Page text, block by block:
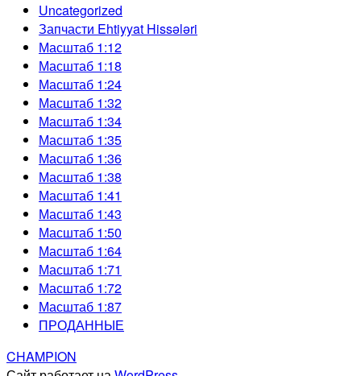
Uncategorized
Запчасти Ehtiyyat Hissələri
Масштаб 1:12
Масштаб 1:18
Масштаб 1:24
Масштаб 1:32
Масштаб 1:34
Масштаб 1:35
Масштаб 1:36
Масштаб 1:38
Масштаб 1:41
Масштаб 1:43
Масштаб 1:50
Масштаб 1:64
Масштаб 1:71
Масштаб 1:72
Масштаб 1:87
ПРОДАННЫЕ
CHAMPION